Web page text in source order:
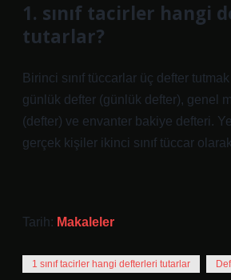
1. sınıf tacirler hangi
tutarlar?
Birinci sınıf tüccarlar üç defter
günlük defter (günlük defter), genel
(defter) ve envanter bakiye defteri.
gerçek kişiler ikinci sınıf tüccar
Tarih: Makaleler
1 sınıf tacirler hangi defterleri tutarlar